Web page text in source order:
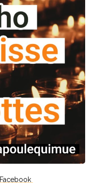
Facebook